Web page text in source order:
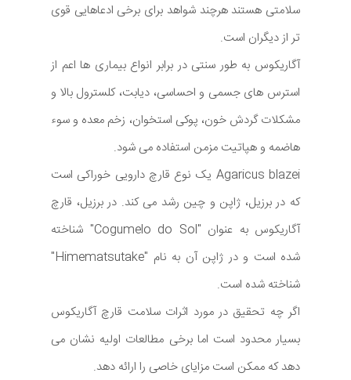
سلامتی هستند هرچند شواهد برای برخی ادعاهایی قوی
تر از دیگران است.
آگاریکوس به طور سنتی در برابر انواع بیماری ها اعم از
استرس های جسمی و احساسی، دیابت، کلسترول بالا و
مشکلات گردش خون، پوکی استخوان، زخم معده و سوء
هاضمه و هپاتیت مزمن استفاده می شود.
Agaricus blazei یک نوع قارچ دارویی خوراکی است
که در برزیل، ژاپن و چین رشد می کند. در برزیل، قارچ
آگاریکوس به عنوان "Cogumelo do Sol" شناخته
شده است و در ژاپن آن به نام "Himematsutake"
شناخته شده است.
اگر چه تحقیق در مورد اثرات سلامت قارچ آگاریکوس
بسیار محدود است اما برخی مطالعات اولیه نشان می
دهد که ممکن است مزایای خاصی را ارائه دهد.